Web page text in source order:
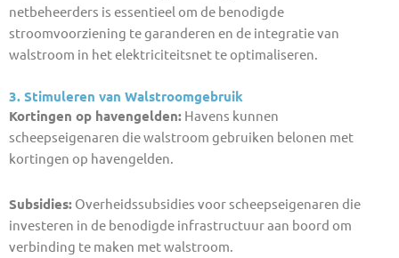
netbeheerders is essentieel om de benodigde
stroomvoorziening te garanderen en de integratie van
walstroom in het elektriciteitsnet te optimaliseren.
3. Stimuleren van Walstroomgebruik
Kortingen op havengelden: Havens kunnen
scheepseigenaren die walstroom gebruiken belonen met
kortingen op havengelden.
Subsidies: Overheidssubsidies voor scheepseigenaren die
investeren in de benodigde infrastructuur aan boord om
verbinding te maken met walstroom.